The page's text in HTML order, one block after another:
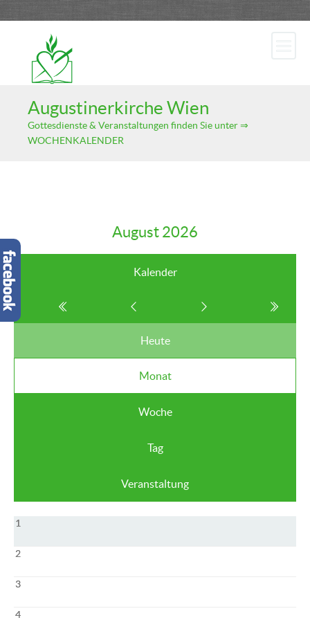
Augustinerkirche Wien
Gottesdienste & Veranstaltungen finden Sie unter ⇒
WOCHENKALENDER
August 2026
Kalender
Heute
Monat
Woche
Tag
Veranstaltung
1
2
3
4